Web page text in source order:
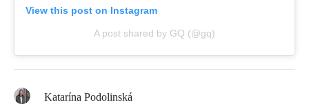
View this post on Instagram
A post shared by GQ (@gq)
Katarína Podolinská